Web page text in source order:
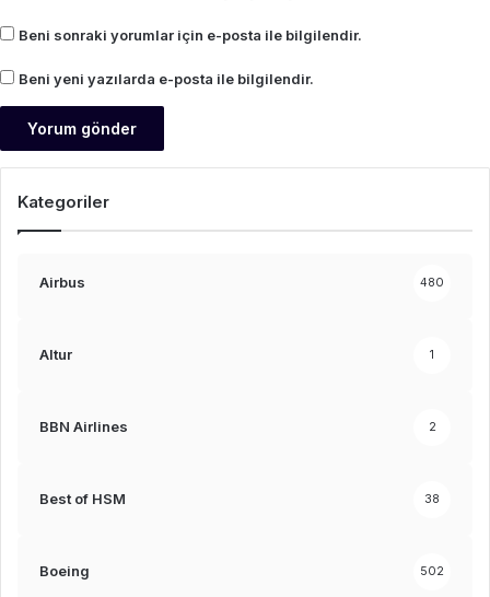
Beni sonraki yorumlar için e-posta ile bilgilendir.
Beni yeni yazılarda e-posta ile bilgilendir.
Kategoriler
Airbus 480
Altur 1
BBN Airlines 2
Best of HSM 38
Boeing 502